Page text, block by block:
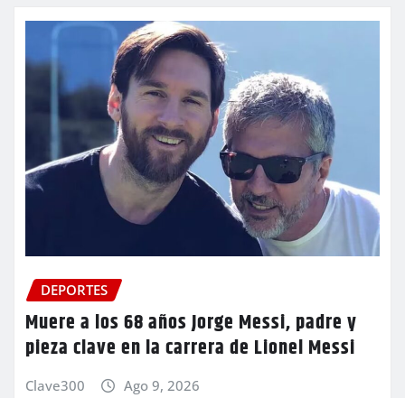
DEPORTES
Muere a los 68 años Jorge Messi, padre y
pieza clave en la carrera de Lionel Messi
Clave300 Ago 9, 2026